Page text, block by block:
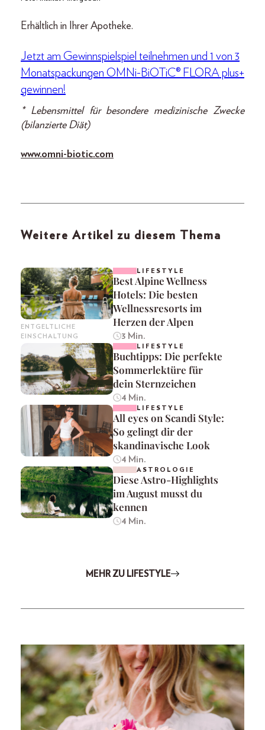
Erhältlich in Ihrer Apotheke.
Jetzt am Gewinnspielspiel teilnehmen und 1 von 3
Monatspackungen OMNi-BiOTiC® FLORA plus+
gewinnen!
* Lebensmittel für besondere medizinische Zwecke
(bilanzierte Diät)
www.omni-biotic.com
Weitere Artikel zu diesem Thema
ENTGELTLICHE
EINSCHALTUNG
LIFESTYLE
Best Alpine Wellness
Hotels: Die besten
Wellnessresorts im
Herzen der Alpen
3 Min.
LIFESTYLE
Buchtipps: Die perfekte
Sommerlektüre für
dein Sternzeichen
4 Min.
LIFESTYLE
All eyes on Scandi Style:
So gelingt dir der
skandinavische Look
4 Min.
ASTROLOGIE
Diese Astro-Highlights
im August musst du
kennen
4 Min.
MEHR ZU LIFESTYLE